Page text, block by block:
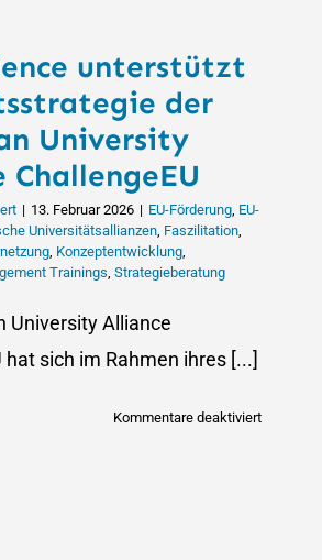
unterstützt
der
University
ChallengeEU
| 13. Februar 2026 | EU-Förderung, EU-
Universitätsallianzen, Faszilitation,
, Konzeptentwicklung,
Trainings, Strategieberatung
University Alliance
hat sich im Rahmen ihres [...]
Kommentare deaktiviertfür